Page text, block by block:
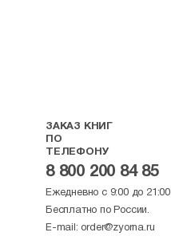
ЗАКАЗ КНИГ
ПО
ТЕЛЕФОНУ
8 800 200 84 85
Ежедневно с 9:00 до 21:00
Бесплатно по России.
E-mail: order@zyorna.ru